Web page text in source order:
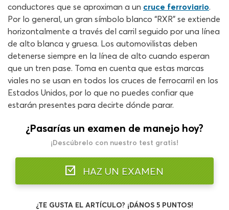
conductores que se aproximan a un cruce ferroviario.
Por lo general, un gran símbolo blanco “RXR” se extiende
horizontalmente a través del carril seguido por una línea
de alto blanca y gruesa. Los automovilistas deben
detenerse siempre en la línea de alto cuando esperan
que un tren pase. Toma en cuenta que estas marcas
viales no se usan en todos los cruces de ferrocarril en los
Estados Unidos, por lo que no puedes confiar que
estarán presentes para decirte dónde parar.
¿Pasarías un examen de manejo hoy?
¡Descúbrelo con nuestro test gratis!
HAZ UN EXAMEN
¿TE GUSTA EL ARTÍCULO? ¡DÁNOS 5 PUNTOS!